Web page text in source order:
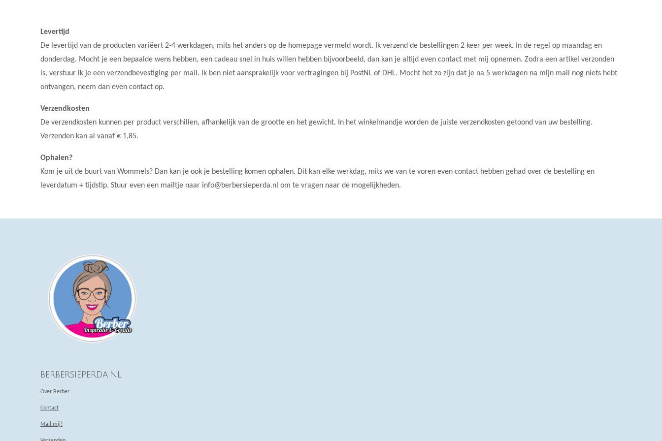
Levertijd
De levertijd van de producten variëert 2-4 werkdagen, mits het anders op de homepage vermeld wordt. Ik verzend de bestellingen 2 keer per week. In de regel op maandag en
donderdag. Mocht je een bepaalde wens hebben, een cadeau snel in huis willen hebben bijvoorbeeld, dan kan je altijd even contact met mij opnemen. Zodra een artikel verzonden
is, verstuur ik je een verzendbevestiging per mail. Ik ben niet aansprakelijk voor vertragingen bij PostNL of DHL. Mocht het zo zijn dat je na 5 werkdagen na mijn mail nog niets hebt
ontvangen, neem dan even contact op.
Verzendkosten
De verzendkosten kunnen per product verschillen, afhankelijk van de grootte en het gewicht. In het winkelmandje worden de juiste verzendkosten getoond van uw bestelling.
Verzenden kan al vanaf € 1,85.
Ophalen?
Kom je uit de buurt van Wommels? Dan kan je ook je bestelling komen ophalen. Dit kan elke werkdag, mits we van te voren even contact hebben gehad over de bestelling en
leverdatum + tijdstip. Stuur even een mailtje naar info@berbersieperda.nl om te vragen naar de mogelijkheden.
berbersieperda.nl
Over Berber
Contact
Mail mij!